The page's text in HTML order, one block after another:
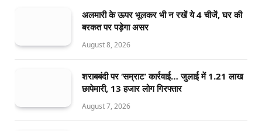
अलमारी के ऊपर भूलकर भी न रखें ये 4 चीजें, घर की
बरकत पर पड़ेगा असर
August 8, 2026
शराबबंदी पर ‘सम्राट’ कार्रवाई… जुलाई में 1.21 लाख
छापेमारी, 13 हजार लोग गिरफ्तार
August 7, 2026